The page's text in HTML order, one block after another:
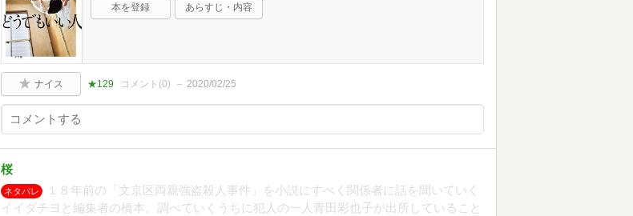
本を登録 あらすじ・内容
ナイス ★129 コメント(0) 2020/02/25
桜
ネタバレ
１８年前の「文京区両親強盗殺人事件」を小説にすべく関係者に話を聞いていく
イイダチヨと編集者の橋本。調べていくうちに犯人の一人青田彩也子が出所していること